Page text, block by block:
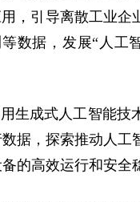
，引导离散工业企
数据，发展“人工
生成式人工智能技
据，探索推动人工
的高效运行和安全